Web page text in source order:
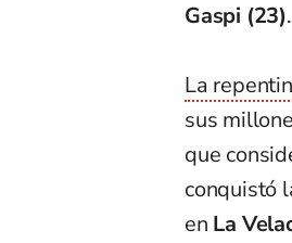
Gaspi (23).
La
sus
que
conquistó
en La